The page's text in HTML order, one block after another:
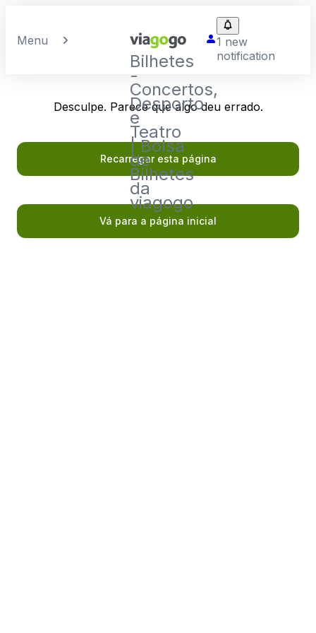
Menu
Bilhetes
-
Concertos,
Desporto
e
Teatro
| Bolsa
de
Bilhetes
da
viagogo
1 new
notification
Desculpe. Parece que algo deu errado.
Recarregar esta página
Vá para a página inicial